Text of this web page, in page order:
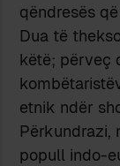
qëndresës
Dua të
këtë; përveç
etnik ndër
Përkundrazi,
popull indo-